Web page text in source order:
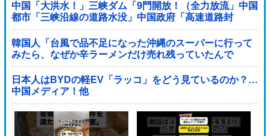
中国「大洪水！」三峡ダム「9門開放！（全力放流」中国
都市「三峡沿線の道路水没」中国政府「高速道路封
鎖！」中国ダム「緊急放流に合わせて開門（土砂崩れ発
生」→
韓国人「台風で品不足になった沖縄のスーパーに行って
みたら、なぜか辛ラーメンだけ売れ残っていたんで
す…」
日本人はBYDの軽EV「ラッコ」をどう見ているのか？…
中国メディア！他